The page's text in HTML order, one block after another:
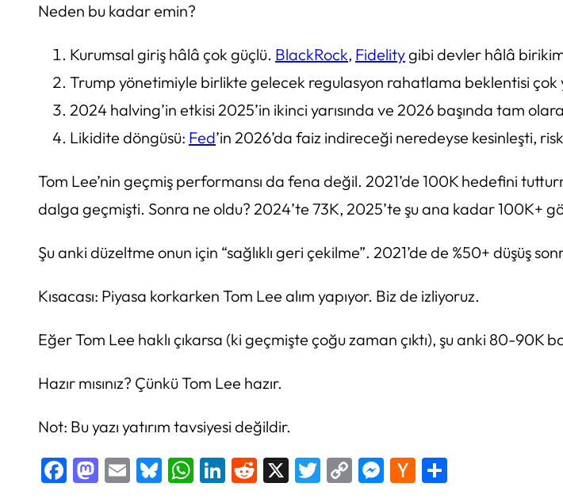
Neden bu kadar emin?
Kurumsal giriş hâlâ çok güçlü. BlackRock, Fidelitygibi devler hâlâ
Trump yönetimiyle birlikte gelecek regulasyon rahatlama beklentisi çok
2024 halving’in etkisi 2025’in ikinci yarısında ve 2026 başında tam
Likidite döngüsü: Fed’in 2026’da faiz indireceği neredeyse kesinleşti,
Tom Lee’nin geçmiş performansı da fena değil. 2021’de 100K hedefini
dalga geçmişti. Sonra ne oldu? 2024’te 73K, 2025’te şu ana kadar 100K+
Şu anki düzeltme onun için “sağlıklı geri çekilme”. 2021’de de %50+ düşüş
Kısacası: Piyasa korkarken Tom Lee alım yapıyor. Biz de izliyoruz.
Eğer Tom Lee haklı çıkarsa (ki geçmişte çoğu zaman çıktı), şu anki 80-
Hazır mısınız? Çünkü Tom Lee hazır.
Not: Bu yazı yatırım tavsiyesi değildir.
Facebook
Mastodon
EmailBluesky
WhatsApp
LinkedIn
Reddit
X Twitter
CopyMessenger
Hacker